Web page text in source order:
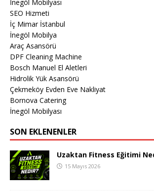
İnegöl Mobilyası
SEO Hizmeti
İç Mimar İstanbul
İnegöl Mobilya
Araç Asansörü
DPF Cleaning Machine
Bosch Manuel El Aletleri
Hidrolik Yük Asansörü
Çekmeköy Evden Eve Nakliyat
Bornova Catering
İnegöl Mobilyası
SON EKLENENLER
Uzaktan Fitness Eğitimi
15 Mayıs 2026